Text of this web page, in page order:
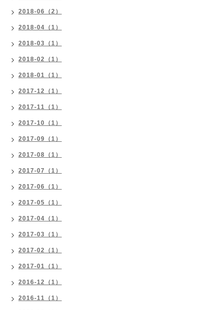
2018-06（2）
2018-04（1）
2018-03（1）
2018-02（1）
2018-01（1）
2017-12（1）
2017-11（1）
2017-10（1）
2017-09（1）
2017-08（1）
2017-07（1）
2017-06（1）
2017-05（1）
2017-04（1）
2017-03（1）
2017-02（1）
2017-01（1）
2016-12（1）
2016-11（1）